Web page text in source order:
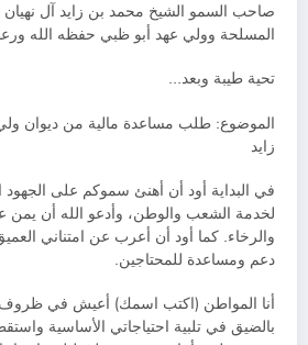
صاحب السمو الشيخ محمد بن زايد آل نهيان
المسلحة وولي عهد أبو ظبي حفظه الله
تحية طيبة وبعد…
الموضوع: طلب مساعدة مالية من ديوان
زايد
في البداية أود أن أهنئ سموكم على الجهود
لخدمة الشعب والوطن، وأدعو الله أن يمن
والرخاء. كما أود أن أعرب عن امتناني
دعم ومساعدة للمحتاجين.
أنا المواطن (اكتب اسمك) أعيش في ظروف
بالضيق في تلبية احتياجاتي الأساسية